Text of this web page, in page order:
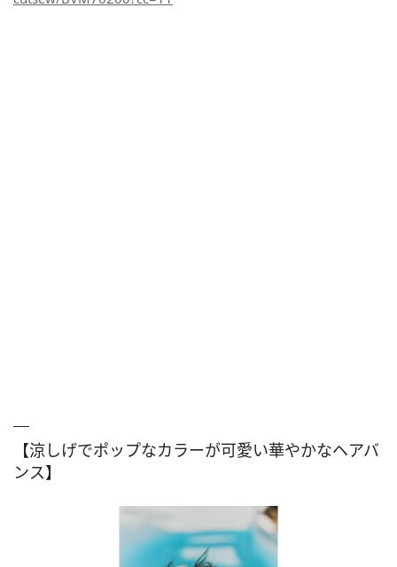
【涼しげでポップなカラーが可愛い華やかなヘアバ
ンス】